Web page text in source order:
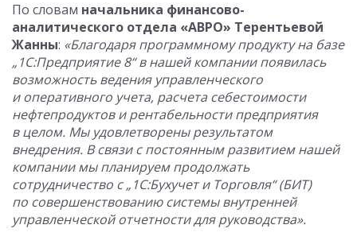
По словам начальника финансово-
аналитического отдела «АВРО» Терентьевой
Жанны: «Благодаря программному продукту на базе
„1С:Предприятие 8“ в нашей компании появилась
возможность ведения управленческого
и оперативного учета, расчета себестоимости
нефтепродуктов и рентабельности предприятия
в целом. Мы удовлетворены результатом
внедрения. В связи с постоянным развитием нашей
компании мы планируем продолжать
сотрудничество с „1С:Бухучет и Торговля“ (БИТ)
по совершенствованию системы внутренней
управленческой отчетности для руководства».